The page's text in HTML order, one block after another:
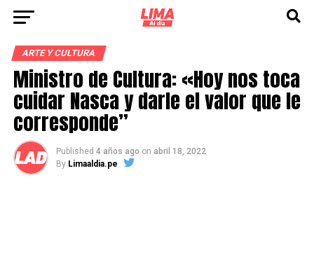
ARTE Y CULTURA
Ministro de Cultura: «Hoy nos toca
cuidar Nasca y darle el valor que le
corresponde”
Published 4 años ago on abril 18, 2022
By Limaaldia.pe